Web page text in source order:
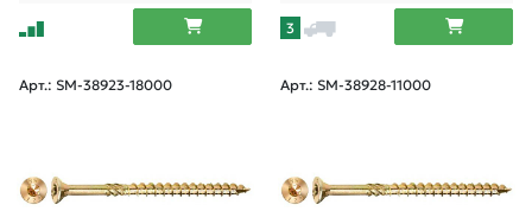
3
Арт.: SM-38923-18000 Арт.: SM-38928-11000